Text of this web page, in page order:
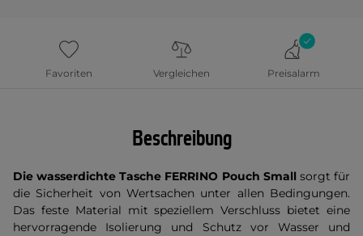
Favoriten Vergleichen Preisalarm
Beschreibung
Die wasserdichte Tasche FERRINO Pouch Smallsorgt für
die Sicherheit von Wertsachen unter allen Bedingungen.
Das feste Material mit speziellem Verschluss bietet eine
hervorragende Isolierung und Schutz vor Wasser und